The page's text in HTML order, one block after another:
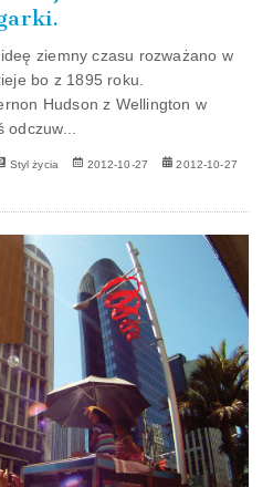
ziemny czasu rozważano w
bo z 1895 roku.
Hudson z Wellington w
Styl życia 2012-10-27 2012-10-27